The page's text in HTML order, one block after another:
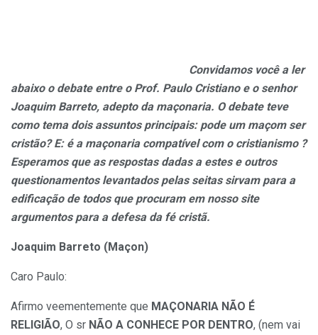
Convidamos você a ler
abaixo o debate entre o Prof. Paulo Cristiano e o senhor
Joaquim Barreto, adepto da maçonaria. O debate teve
como tema dois assuntos principais: pode um maçom ser
cristão? E: é a maçonaria compatível com o cristianismo ?
Esperamos que as respostas dadas a estes e outros
questionamentos levantados pelas seitas sirvam para a
edificação de todos que procuram em nosso site
argumentos para a defesa da fé cristã.
Joaquim Barreto (Maçon)
Caro Paulo:
Afirmo veementemente que MAÇONARIA NÃO É
RELIGIÃO, O sr NÃO A CONHECE POR DENTRO, (nem vai